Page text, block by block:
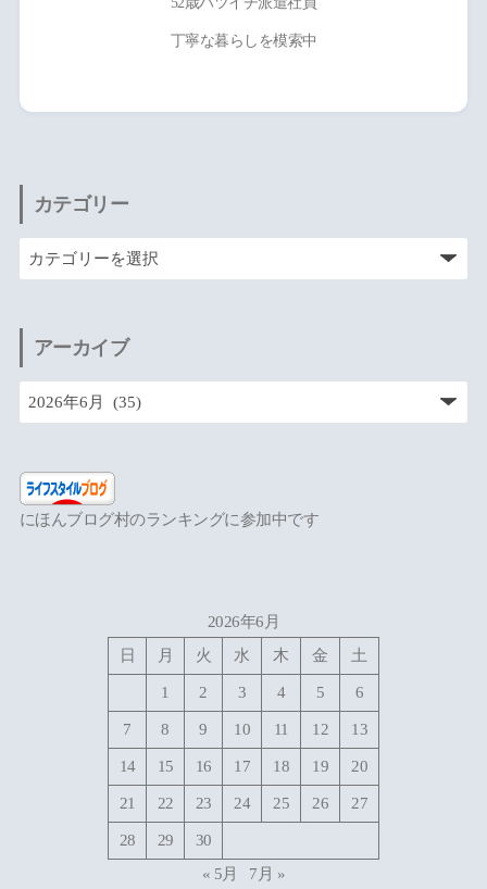
丁寧な暮らしを模索中
カテゴリー
アーカイブ
にほんブログ村のランキングに参加中です
2026年6月
日
月 火 水 木 金 土
1 2 3 4 5 6
7 8 9 10 11 12 13
14 15 16 17 18 19 20
21 22 23 24 25 26 27
28 29
30
« 5月
7月 »